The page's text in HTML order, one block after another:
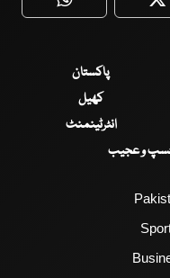
WhatsApp
پاکستان
کھیل
انٹرٹینمنٹ
و عجیب